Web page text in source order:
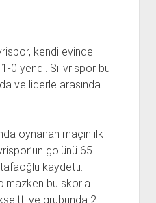
kendi evinde
0 yendi. Silivrispor bu
ve liderle arasında
oynanan maçın ilk
golünü 65.
kaydetti.
bu skorla
ve grubunda 2.